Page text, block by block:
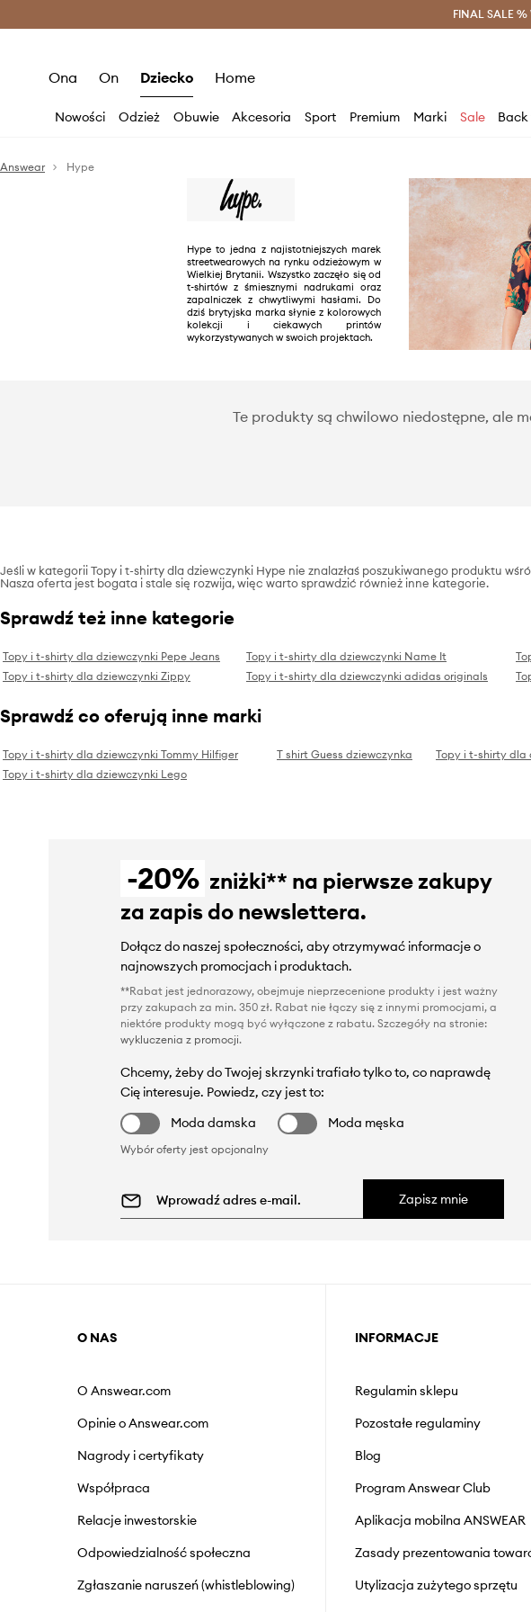
Oszczędzaj z Answear
FINAL SALE %
Ona On Dziecko Home
Nowości Odzież Obuwie Akcesoria Sport Premium Marki Sale Back
Answear Hype
Hype to jedna z najistotniejszych marek
streetwearowych na rynku odzieżowym w
Wielkiej Brytanii. Wszystko zaczęło się od
t-shirtów z śmiesznymi nadrukami oraz
zapalniczek z chwytliwymi hasłami. Do
dziś brytyjska marka słynie z kolorowych
kolekcji i ciekawych printów
wykorzystywanych w swoich projektach.
Te produkty są chwilowo niedostępne, ale
Jeśli w kategorii Topy i t-shirty dla dziewczynki Hype nie znalazłaś poszukiwanego produktu
Nasza oferta jest bogata i stale się rozwija, więc warto sprawdzić również inne kategorie.
Sprawdź też inne kategorie
Topy i t-shirty dla dziewczynki Pepe Jeans Topy i t-shirty dla dziewczynki Name It
Topy i t-shirty dla dziewczynki Zippy
Topy i t-shirty dla dziewczynki adidas originals
Sprawdź co oferują inne marki
Topy i t-shirty dla dziewczynki Tommy Hilfiger T shirt Guess dziewczynka Topy i t-shirty dla
Topy i t-shirty dla dziewczynki Lego
-20% zniżki** na pierwsze zakupy
za zapis do newslettera.
Dołącz do naszej społeczności, aby otrzymywać informacje o
najnowszych promocjach i produktach.
**Rabat jest jednorazowy, obejmuje nieprzecenione produkty i jest ważny
przy zakupach za min. 350 zł. Rabat nie łączy się z innymi promocjami, a
niektóre produkty mogą być wyłączone z rabatu. Szczegóły na stronie:
wykluczenia z promocji.
Chcemy, żeby do Twojej skrzynki trafiało tylko to, co naprawdę
Cię interesuje. Powiedz, czy jest to:
Moda damska
Moda męska
Wybór oferty jest opcjonalny
Zapisz mnie
O NAS
O Answear.com
Opinie o Answear.com
Nagrody i certyfikaty
Współpraca
Relacje inwestorskie
Odpowiedzialność społeczna
Zgłaszanie naruszeń (whistleblowing)
INFORMACJE
Regulamin sklepu
Pozostałe regulaminy
Blog
Program Answear Club
Aplikacja mobilna ANSWEAR
Zasady prezentowania
Utylizacja zużytego sprzętu